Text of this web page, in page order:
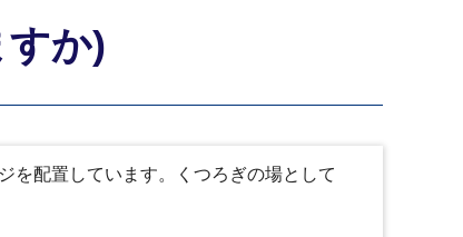
か)
を配置しています。くつろぎの場として